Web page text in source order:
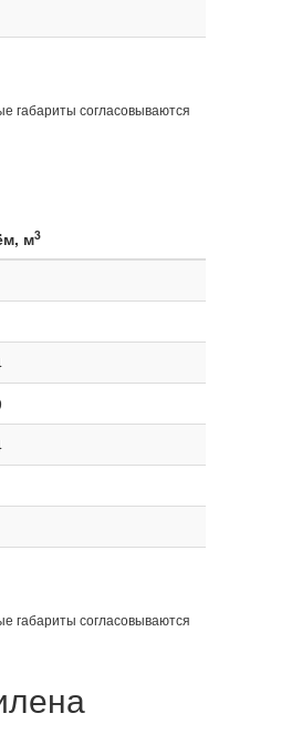
габариты согласовываются
м3
габариты согласовываются